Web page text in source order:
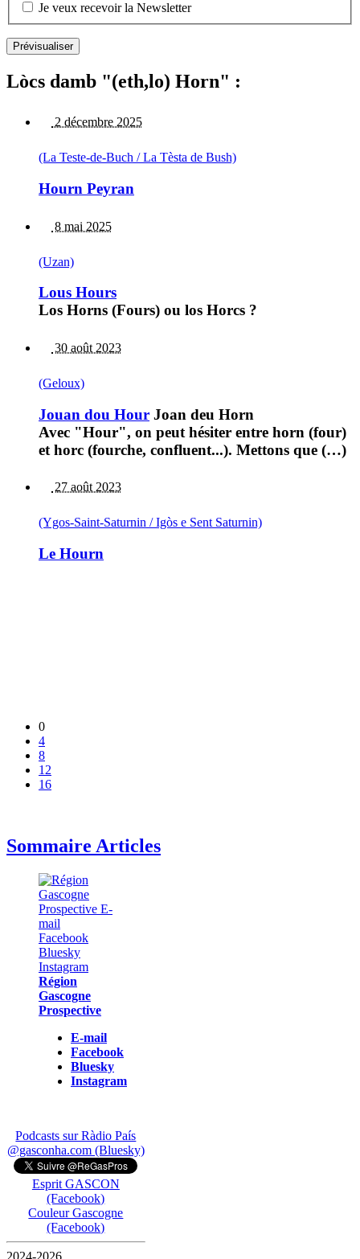
Je veux recevoir la Newsletter
Lòcs damb "(eth,lo) Horn" :
2 décembre 2025
(La Teste-de-Buch / La Tèsta de Bush)
Hourn Peyran
8 mai 2025
(Uzan)
Lous Hours
Los Horns (Fours) ou los Horcs ?
30 août 2023
(Geloux)
Jouan dou Hour Joan deu Horn
Avec "Hour", on peut hésiter entre horn (four)
et horc (fourche, confluent...). Mettons que (…)
27 août 2023
(Ygos-Saint-Saturnin / Igòs e Sent Saturnin)
Le Hourn
0
4
8
12
16
Sommaire Articles
Région
Gascogne
Prospective
E-mail
Facebook
Bluesky
Instagram
Podcasts sur Ràdio País
@gasconha.com (Bluesky)
Esprit GASCON
(Facebook)
Couleur Gascogne
(Facebook)
2024-2026